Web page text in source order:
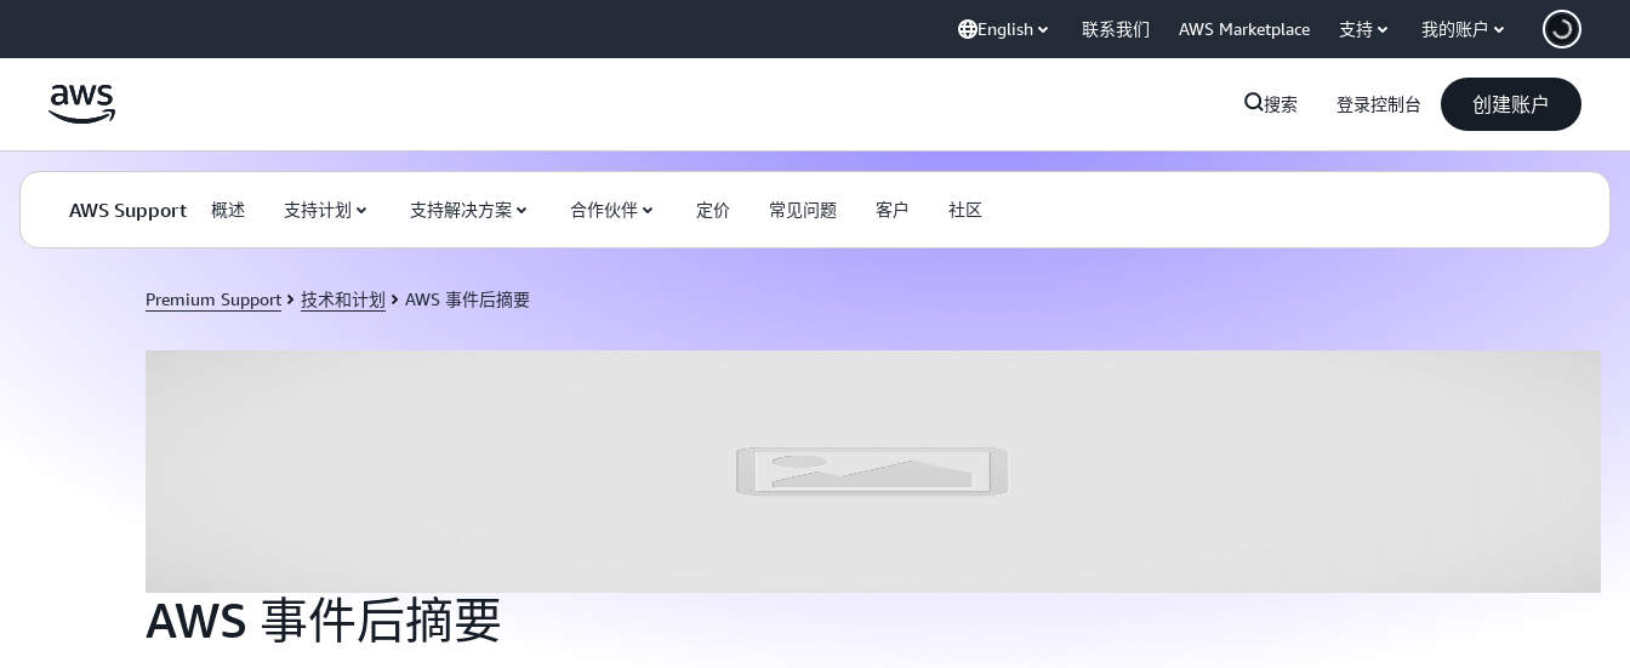
English 联系我们 AWS Marketplace 支持 我的账户
搜索 登录控制台 创建账户
AWS Support 概述 支持计划 支持解决方案 合作伙伴 定价 常见问题 客户 社区
Premium Support 技术和计划 AWS 事件后摘要
AWS 事件后摘要